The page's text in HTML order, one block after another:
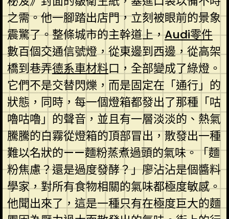
之需。他一腳踏出店門，立刻被眼前的景象
震驚了。整條城市的主幹道上，Audi零件
數百個交通信號燈，從東邊到西邊，從高架
橋到巷弄德系車材料口，全部變成了綠燈。
它們不是交替閃爍，而是固定在「通行」的
狀態，同時，每一個燈箱都發出了那種「咕
嚕咕嚕」的聲音，並且有一層淡淡的、熱氣
騰騰的白霧從燈箱的頂部冒出，散發出一種
難以名狀的——麵粉蒸煮過頭的氣味。「麵
粉焦慮？還是過度發酵？」廖沾沾是個醬料
學家，對所有食物相關的氣味都極度敏感。
他聞出來了，這是一種只有在極度巨大的麵